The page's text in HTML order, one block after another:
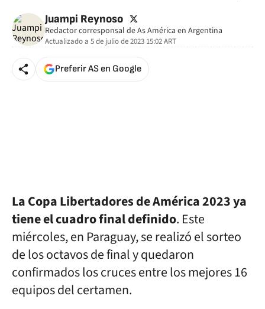
Juampi Reynoso twitter
Redactor corresponsal de As América en Argentina
Actualizado a 5 de julio de 2023 15:02ART
Preferir AS en Google
La Copa Libertadores de América 2023 ya
tiene el cuadro final definido. Este
miércoles, en Paraguay, se realizó el sorteo
de los octavos de final y quedaron
confirmados los cruces entre los mejores 16
equipos del certamen.